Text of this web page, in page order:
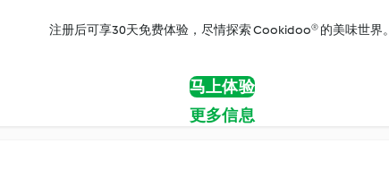
注册后可享30天免费体验，尽情探索 Cookidoo® 的美味世界。
马上体验
更多信息